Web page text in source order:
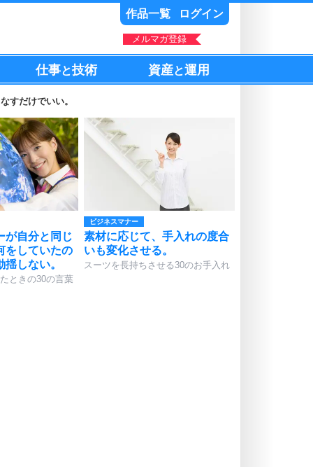
作品一覧 ログイン
メルマガ登録
仕事と技術 資産と運用
すだけでいい。
が自分と同じ
をしていたの
しない。
ときの30の言葉
ビジネスマナー
素材に応じて、手入れの度合
いも変化させる。
スーツを長持ちさせる30のお手入れ